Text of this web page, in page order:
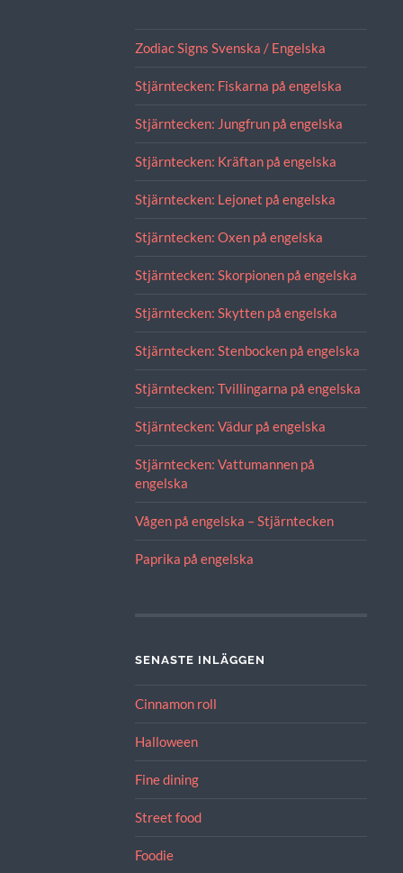
Zodiac Signs Svenska / Engelska
Stjärntecken: Fiskarna på engelska
Stjärntecken: Jungfrun på engelska
Stjärntecken: Kräftan på engelska
Stjärntecken: Lejonet på engelska
Stjärntecken: Oxen på engelska
Stjärntecken: Skorpionen på engelska
Stjärntecken: Skytten på engelska
Stjärntecken: Stenbocken på engelska
Stjärntecken: Tvillingarna på engelska
Stjärntecken: Vädur på engelska
Stjärntecken: Vattumannen på
engelska
Vågen på engelska – Stjärntecken
Paprika på engelska
SENASTE INLÄGGEN
Cinnamon roll
Halloween
Fine dining
Street food
Foodie